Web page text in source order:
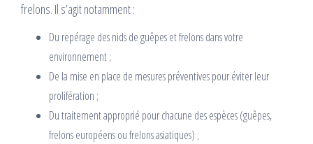
frelons. Il s’agit notamment :
Du repérage des nids de guêpes et frelons dans votre
environnement ;
De la mise en place de mesures préventives pour éviter leur
prolifération ;
Du traitement approprié pour chacune des espèces (guêpes,
frelons européens ou frelons asiatiques) ;